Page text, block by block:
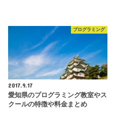
プログラミング
2017.9.17
愛知県のプログラミング教室やス
クールの特徴や料金まとめ